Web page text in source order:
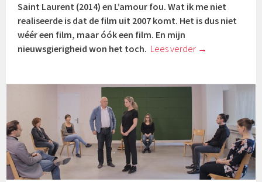
Saint Laurent (2014) en L’amour fou. Wat ik me niet
realiseerde is dat de film uit 2007 komt. Het is dus niet
wéér een film, maar óók een film. En mijn
nieuwsgierigheid won het toch. Lees verder →